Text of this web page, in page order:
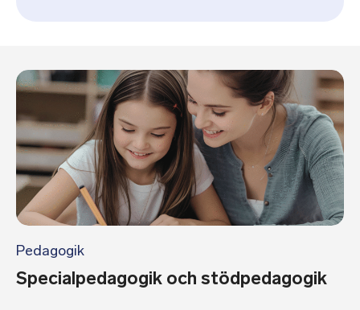
Pedagogik
Specialpedagogik och stödpedagogik